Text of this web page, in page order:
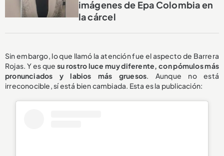
imágenes de Epa Colombia en
la cárcel
Sin embargo, lo que llamó la atención fue el aspecto de Barrera
Rojas. Y es que su rostro luce muy diferente, con pómulos más
pronunciados y labios más gruesos. Aunque no está
irreconocible, sí está bien cambiada. Esta es la publicación: